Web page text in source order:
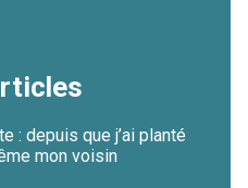
: depuis que j’ai planté
mon voisin